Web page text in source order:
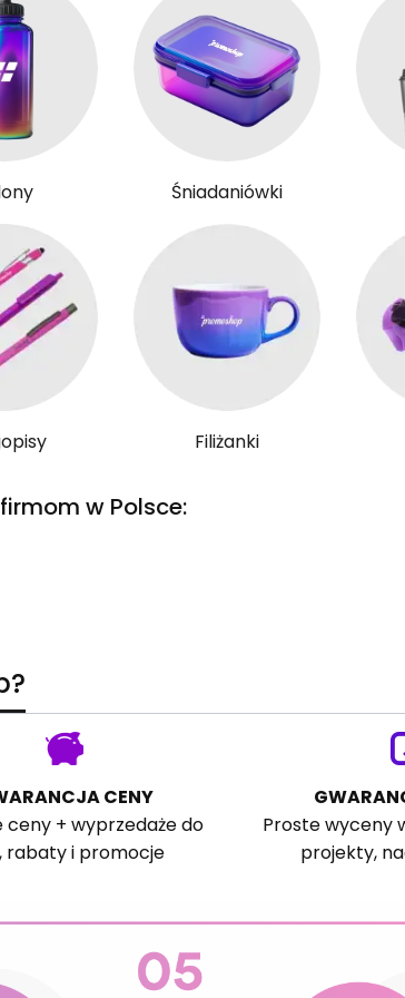
Śniadaniówki
Filiżanki
w Polsce:
CENY
ceny + wyprzedaże do
rabaty i promocje
Proste wyceny
projekty,